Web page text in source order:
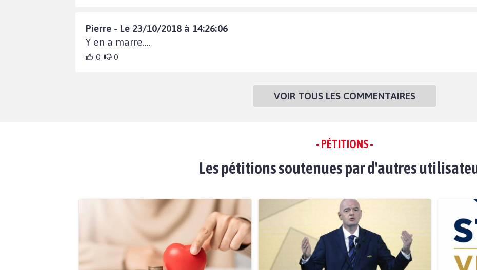
Pierre - Le 23/10/2018 à 14:26:06
Y en a marre....
0 0
VOIR TOUS LES COMMENTAIRES
- PÉTITIONS -
Les pétitions soutenues par d'autres